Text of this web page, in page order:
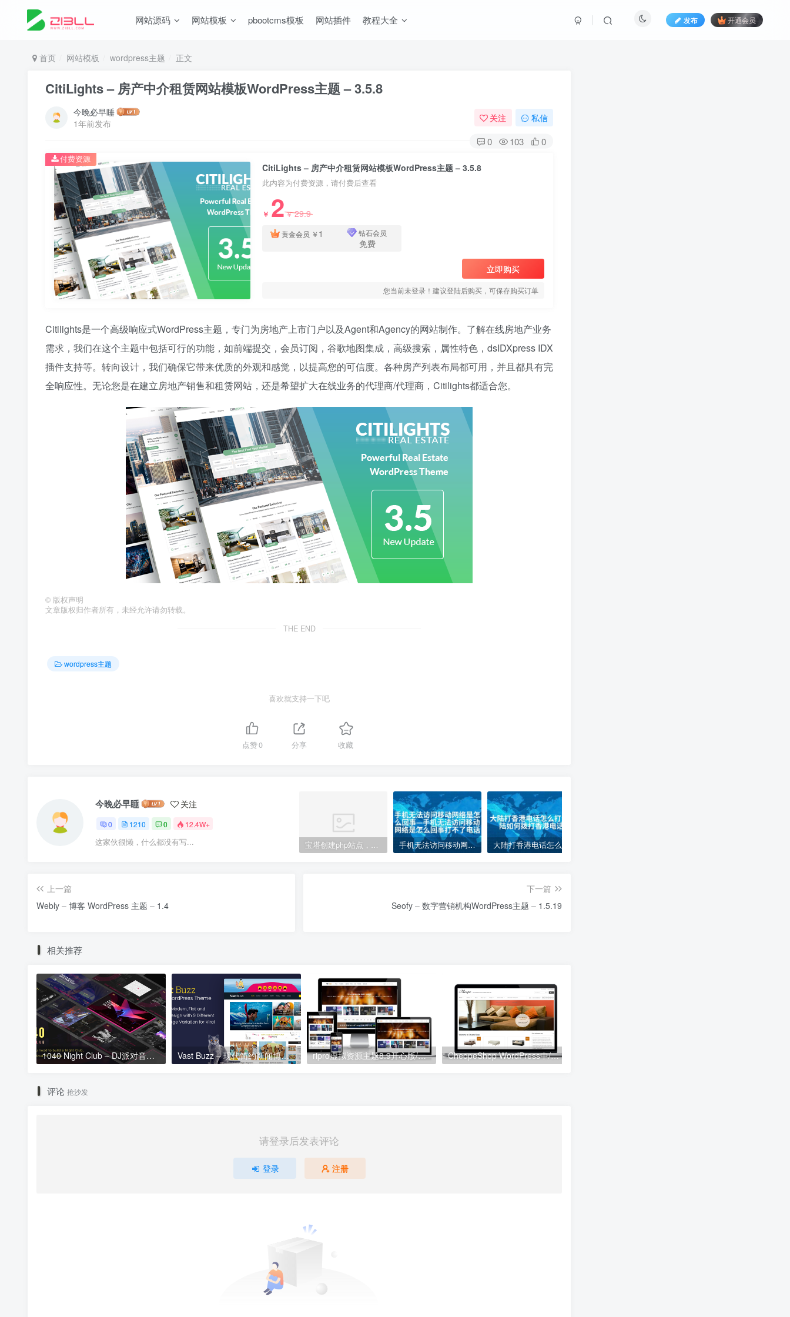
网站源码 网站模板 pbootcms模板 网站插件 教程大全 发布 开通会员
首页 网站模板 wordpress主题 正文
CitiLights – 房产中介租赁网站模板WordPress主题 – 3.5.8
今晚必早睡
1年前发布
关注 私信
0 103 0
CitiLights – 房产中介租赁网站模板WordPress主题 – 3.5.8
此内容为付费资源，请付费后查看
￥ 2￥29.9
黄金会员 ￥ 1 钻石会员
免费
立即购买
您当前未登录！建议登陆后购买，可保存购买订单
付费资源
Citilights是一个高级响应式WordPress主题，专门为房地产上市门户以及Agent和Agency的网站制作。了解在线房地产业务
需求，我们在这个主题中包括可行的功能，如前端提交，会员订阅，谷歌地图集成，高级搜索，属性特色，dsIDXpress IDX
插件支持等。转向设计，我们确保它带来优质的外观和感觉，以提高您的可信度。各种房产列表布局都可用，并且都具有完
全响应性。无论您是在建立房地产销售和租赁网站，还是希望扩大在线业务的代理商/代理商，Citilights都适合您。
© 版权声明
文章版权归作者所有，未经允许请勿转载。
THE END
wordpress主题
喜欢就支持一下吧
点赞0 分享 收藏
今晚必早睡 关注
0 1210 0 12.4W+
这家伙很懒，什么都没有写... 宝塔创建php站点，访问网站php代码不执行变成下载的解决方案 手机无法访问移动网络是怎么回事—手机无法访问移动网络是怎么回事打不了电话
上一篇
Webly – 博客 WordPress 主题 – 1.4
下一篇
Seofy – 数字营销机构WordPress主题 – 1.5.19
相关推荐
1040 Night Club – DJ派对音乐WordPress主题 – 1.2 Vast Buzz – 现代简约新闻博客网站WordPress 主题 – 1.1.4 ripro虚拟资源主题8.9开心版/免授权/资源下载/ripro日主题V8.9 CheopeShop WordPress中/英双语主题 v2.4.3
评论 抢沙发
请登录后发表评论
登录 注册